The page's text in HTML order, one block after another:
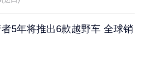
5年将推出6款越野车 全球销